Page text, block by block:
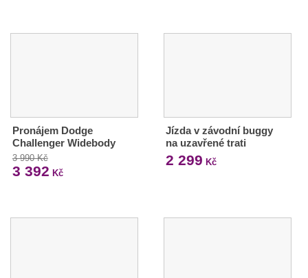
Pronájem Dodge
Challenger Widebody
3 990 Kč
3 392 Kč
Jízda v závodní buggy
na uzavřené trati
2 299 Kč